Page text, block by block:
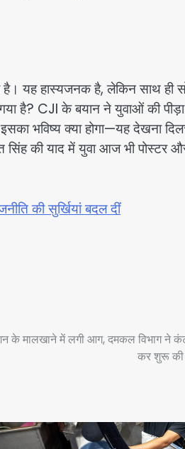
है। यह हास्यजनक है, लेकिन साथ ही
है? CJI के बयान ने युवाओं की
भविष्य क्या होगा—यह देखना
सिंह की याद में युवा आज भी पोस्टर
की सुर्खियां बदल दीं
के मालखाने में लगी आग, दमकल विभाग ने
कर शुरू की